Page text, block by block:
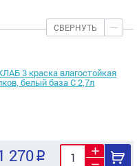
СВЕРНУТЬ
3 краска влагостойкая
белый база C 2,7л
270